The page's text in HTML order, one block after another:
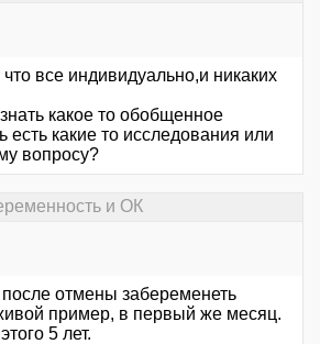
все индивидуально,и никаких
какое то обобщенное
есть какие то исследования или
вопросу?
и ОК
после отмены забеременеть
пример, в первый же месяц.
5 лет.